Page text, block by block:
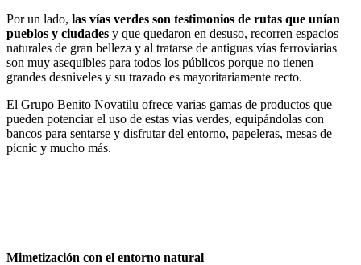
Por un lado, las vías verdes son testimonios de rutas que unían
pueblos y ciudades y que quedaron en desuso, recorren espacios
naturales de gran belleza y al tratarse de antiguas vías ferroviarias
son muy asequibles para todos los públicos porque no tienen
grandes desniveles y su trazado es mayoritariamente recto.
El Grupo Benito Novatilu ofrece varias gamas de productos que
pueden potenciar el uso de estas vías verdes, equipándolas con
bancos para sentarse y disfrutar del entorno, papeleras, mesas de
pícnic y mucho más.
Mimetización con el entorno natural